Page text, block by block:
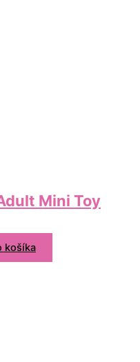
Mini Toy
košíka